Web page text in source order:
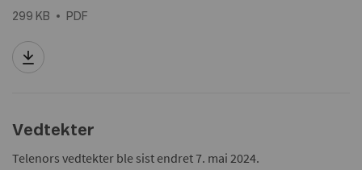
299 KB PDF
Vedtekter
Telenors vedtekter ble sist endret 7. mai 2024.